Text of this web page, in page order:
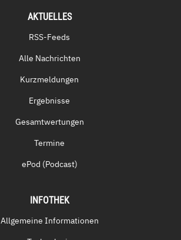
AKTUELLES
RSS-Feeds
Alle Nachrichten
Kurzmeldungen
Ergebnisse
Gesamtwertungen
Termine
ePod (Podcast)
INFOTHEK
Allgemeine Informationen